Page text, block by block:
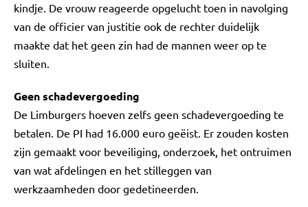
kindje. De vrouw reageerde opgelucht toen in navolging
van de officier van justitie ook de rechter duidelijk
maakte dat het geen zin had de mannen weer op te
sluiten.
Geen schadevergoeding
De Limburgers hoeven zelfs geen schadevergoeding te
betalen. De PI had 16.000 euro geëist. Er zouden kosten
zijn gemaakt voor beveiliging, onderzoek, het ontruimen
van wat afdelingen en het stilleggen van
werkzaamheden door gedetineerden.